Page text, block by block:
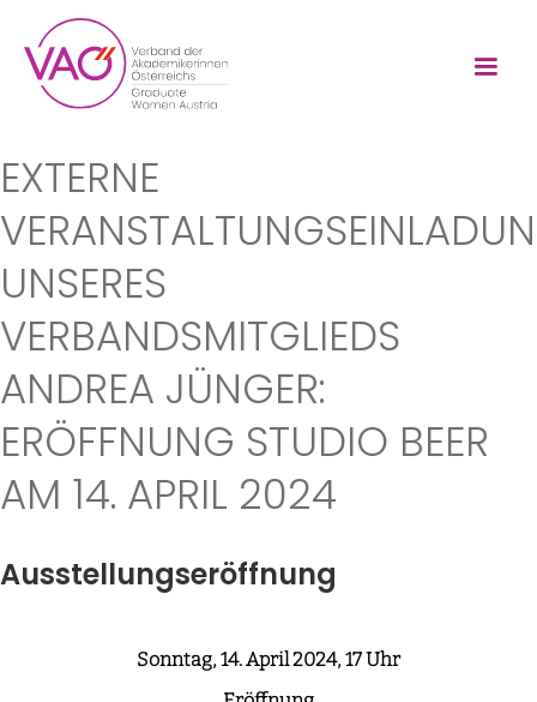
EXTERNE
UNSERES
VERBANDSMITGLIEDS
ANDREA JÜNGER:
ERÖFFNUNG STUDIO BEER
AM 14. APRIL 2024
Ausstellungseröffnung
Sonntag, 14. April 2024, 17 Uhr